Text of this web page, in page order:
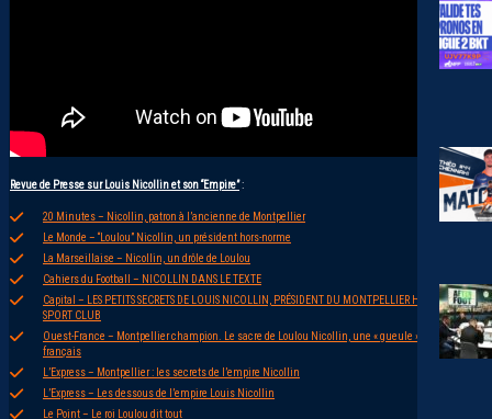
Revue de Presse sur Louis Nicollin et son “Empire”:
20 Minutes – Nicollin, patron à l’ancienne de Montpellier
Le Monde – “Loulou” Nicollin, un président hors-norme
La Marseillaise – Nicollin, un drôle de Loulou
Cahiers du Football – NICOLLIN DANS LE TEXTE
Capital – LES PETITS SECRETS DE LOUIS NICOLLIN, PRÉSIDENT DU MONTPELLIER HÉRAULT
SPORT CLUB
Ouest-France – Montpellier champion. Le sacre de Loulou Nicollin, une « gueule » du foot
français
L’Express – Montpellier : les secrets de l’empire Nicollin
L’Express – Les dessous de l’empire Louis Nicollin
Le Point – Le roi Loulou dit tout